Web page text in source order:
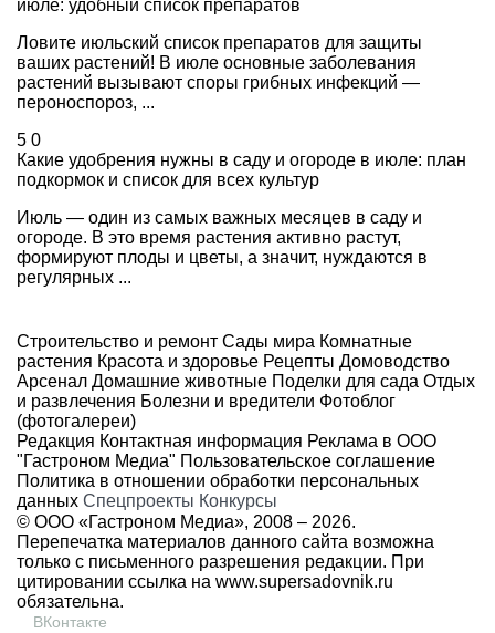
июле: удобный список препаратов
Ловите июльский список препаратов для защиты
ваших растений! В июле основные заболевания
растений вызывают споры грибных инфекций —
пероноспороз, ...
5 0
Какие удобрения нужны в саду и огороде в июле: план
подкормок и список для всех культур
Июль — один из самых важных месяцев в саду и
огороде. В это время растения активно растут,
формируют плоды и цветы, а значит, нуждаются в
регулярных ...
Строительство и ремонт Сады мира Комнатные
растения Красота и здоровье Рецепты Домоводство
Арсенал Домашние животные Поделки для сада Отдых
и развлечения Болезни и вредители Фотоблог
(фотогалереи)
Редакция Контактная информация Реклама в ООО
"Гастроном Медиа" Пользовательское соглашение
Политика в отношении обработки персональных
данных Спецпроекты Конкурсы
© ООО «Гастроном Медиа», 2008 – 2026.
Перепечатка материалов данного сайта возможна
только с письменного разрешения редакции. При
цитировании ссылка на www.supersadovnik.ru
обязательна.
ВКонтакте